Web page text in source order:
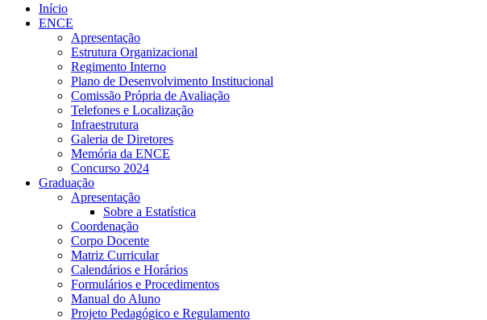
Início
ENCE
Apresentação
Estrutura Organizacional
Regimento Interno
Plano de Desenvolvimento Institucional
Comissão Própria de Avaliação
Telefones e Localização
Infraestrutura
Galeria de Diretores
Memória da ENCE
Concurso 2024
Graduação
Apresentação
Sobre a Estatística
Coordenação
Corpo Docente
Matriz Curricular
Calendários e Horários
Formulários e Procedimentos
Manual do Aluno
Projeto Pedagógico e Regulamento